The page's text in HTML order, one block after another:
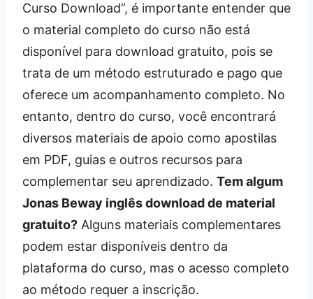
Curso Download”, é importante entender que
o material completo do curso não está
disponível para download gratuito, pois se
trata de um método estruturado e pago que
oferece um acompanhamento completo. No
entanto, dentro do curso, você encontrará
diversos materiais de apoio como apostilas
em PDF, guias e outros recursos para
complementar seu aprendizado. Tem algum
Jonas Beway inglês download de material
gratuito? Alguns materiais complementares
podem estar disponíveis dentro da
plataforma do curso, mas o acesso completo
ao método requer a inscrição.